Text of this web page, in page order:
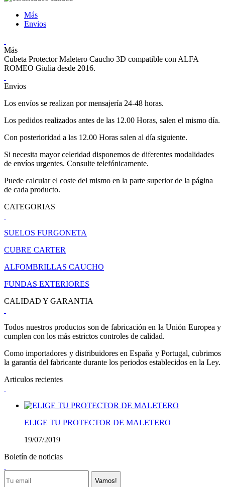
Más
Envios
Más
Cubeta Protector Maletero Caucho 3D compatible con ALFA
ROMEO Giulia desde 2016.
Envios
Los envíos se realizan por mensajería 24-48 horas.
Los pedidos realizados antes de las 12.00 Horas, salen el mismo día.
Con posterioridad a las 12.00 Horas salen al día siguiente.
Si necesita mayor celeridad disponemos de diferentes modalidades
de envíos urgentes. Consulte telefónicamente.
Puede calcular el coste del mismo en la parte superior de la página
de cada producto.
CATEGORIAS
SUELOS FURGONETA
CUBRE CARTER
ALFOMBRILLAS CAUCHO
FUNDAS EXTERIORES
CALIDAD Y GARANTIA
Todos nuestros productos son de fabricación en la Unión Europea y
cumplen con los más estrictos controles de calidad.
Como importadores y distribuidores en España y Portugal, cubrimos
la garantía del fabricante durante los periodos establecidos en la Ley.
Articulos recientes
ELIGE TU PROTECTOR DE MALETERO
19/07/2019
Boletín de noticias
Vamos!